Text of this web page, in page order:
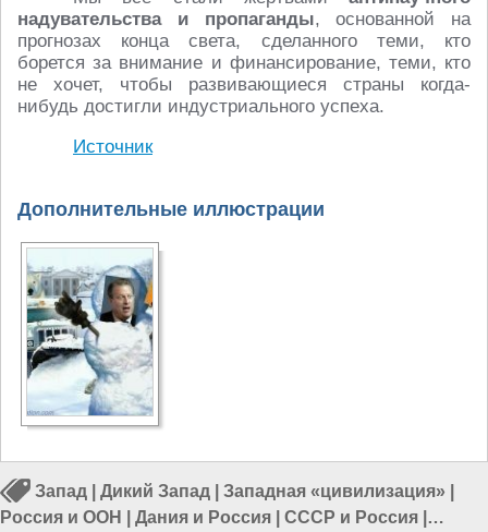
надувательства и пропаганды, основанной на
прогнозах конца света, сделанного теми, кто
борется за внимание и финансирование, теми, кто
не хочет, чтобы развивающиеся страны когда-
нибудь достигли индустриального успеха.
Источник
Дополнительные иллюстрации
Запад Дикий Запад Западная «цивилизация»
Россия и ООН
Дания и Россия СССР и Россия